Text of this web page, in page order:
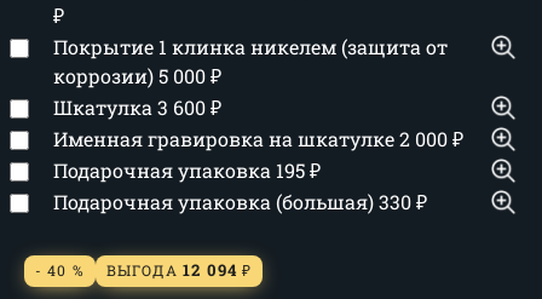
₽
Покрытие 1 клинка никелем (защита от
коррозии)5 000₽
Шкатулка 3 600₽
Именная гравировка на шкатулке2 000₽
Подарочная упаковка 195₽
Подарочная упаковка (большая)330₽
- 40 % ВЫГОДА 12 094 ₽